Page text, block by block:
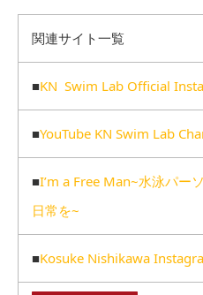
関連サイト一覧
■KN Swim Lab Official
■YouTube KN Swim Lab
■I’m a Free Man~水泳パー
日常を~
■Kosuke Nishikawa